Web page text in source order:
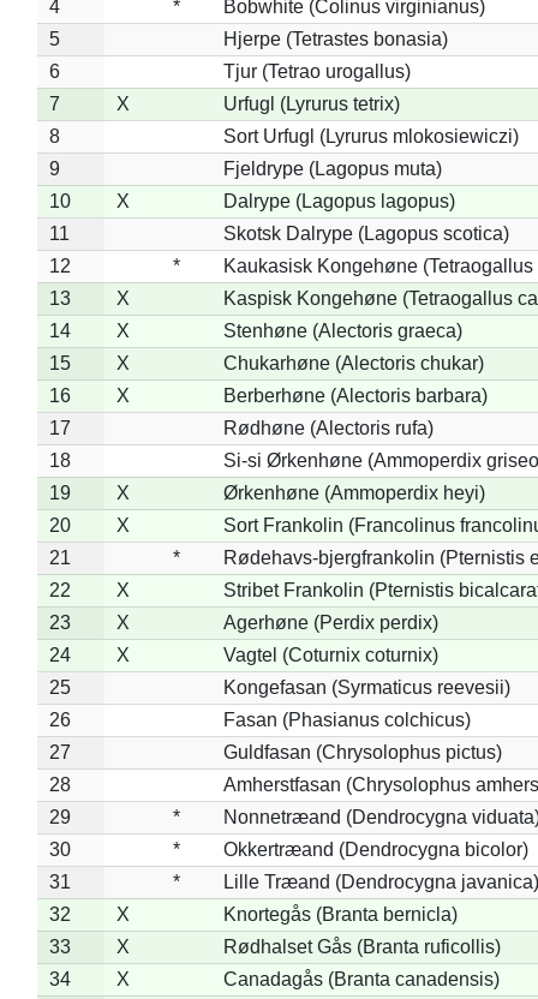
4
*
Bobwhite (Colinus virginianus)
5
Hjerpe (Tetrastes bonasia)
6
Tjur (Tetrao urogallus)
7
X
Urfugl (Lyrurus tetrix)
8
Sort Urfugl (Lyrurus mlokosiewiczi)
9
Fjeldrype (Lagopus muta)
10
X
Dalrype (Lagopus lagopus)
11
Skotsk Dalrype (Lagopus scotica)
12
*
Kaukasisk Kongehøne
13
X
Kaspisk Kongehøne (Tetraogallus
14
X
Stenhøne (Alectoris graeca)
15
X
Chukarhøne (Alectoris chukar)
16
X
Berberhøne (Alectoris barbara)
17
Rødhøne (Alectoris rufa)
18
Si-si Ørkenhøne (Ammoperdix
19
X
Ørkenhøne (Ammoperdix heyi)
20
X
Sort Frankolin (Francolinus
21
*
Rødehavs-bjergfrankolin (Pternistis
22
X
Stribet Frankolin (Pternistis
23
X
Agerhøne (Perdix perdix)
24
X
Vagtel (Coturnix coturnix)
25
Kongefasan (Syrmaticus reevesii)
26
Fasan (Phasianus colchicus)
27
Guldfasan (Chrysolophus pictus)
28
Amherstfasan (Chrysolophus
29
*
Nonnetræand (Dendrocygna
30
*
Okkertræand (Dendrocygna bicolor)
31
*
Lille Træand (Dendrocygna javanica)
32
X
Knortegås (Branta bernicla)
33
X
Rødhalset Gås (Branta ruficollis)
34
X
Canadagås (Branta canadensis)